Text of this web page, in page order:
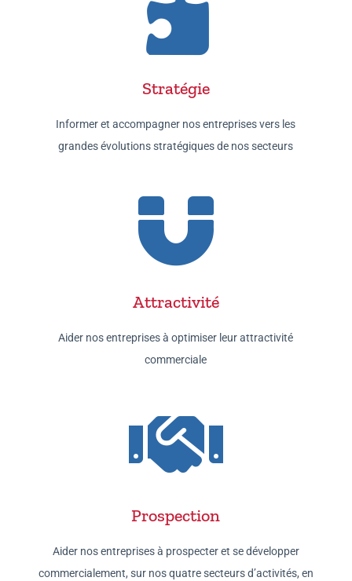

Stratégie
Informer et accompagner nos entreprises vers les
grandes évolutions stratégiques de nos secteurs

Attractivité
Aider nos entreprises à optimiser leur attractivité
commerciale

Prospection
Aider nos entreprises à prospecter et se développer
commercialement, sur nos quatre secteurs d’activités, en